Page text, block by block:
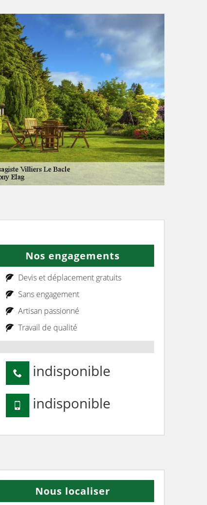
Nos engagements
Devis et déplacement gratuits
Sans engagement
Artisan passionné
Travail de qualité
indisponible
indisponible
Nous localiser